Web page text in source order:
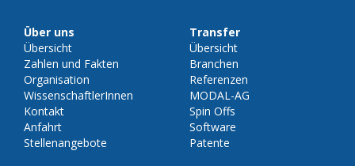
Über uns
Übersicht
Zahlen und Fakten
Organisation
WissenschaftlerInnen
Kontakt
Anfahrt
Stellenangebote
Transfer
Übersicht
Branchen
Referenzen
MODAL-AG
Spin Offs
Software
Patente